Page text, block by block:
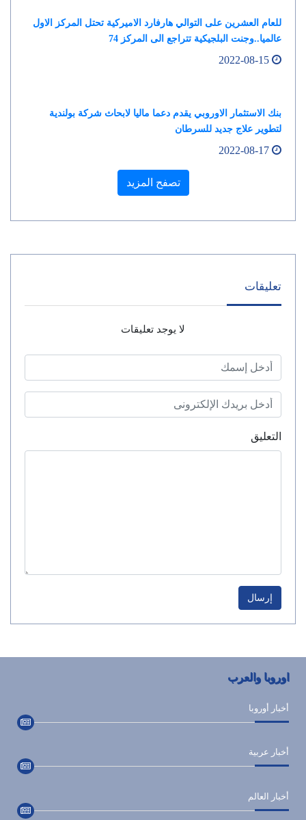
للعام العشرين على التوالي هارفارد الاميركية تحتل المركز الاول
عالميا..وجنت البلجيكية تتراجع الى المركز 74
بنك الاستثمار الاوروبي يقدم دعما ماليا لابحاث شركة بولندية
لتطوير علاج جديد للسرطان
تصفح المزيد
تعليقات
لا يوجد تعليقات
التعليق
إرسال
اوروبا والعرب
أخبار أوروبا
أخبار عربية
أخبار العالم